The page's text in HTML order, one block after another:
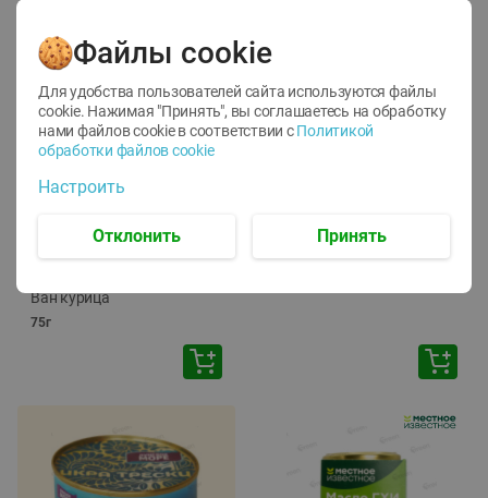
12
1.05 руб./
руб./шт
Корм влаж. для кош. с
Ван курица
75г
ТОФУ Vegetus ТВЕРДЫЙ
Файлы cookie
Для удобства пользователей сайта используются файлы
cookie. Нажимая "Принять", вы соглашаетесь на обработку
нами файлов cookie в соответствии с Политикой
обработки файлов cookie
Настроить
Отклонить Принять